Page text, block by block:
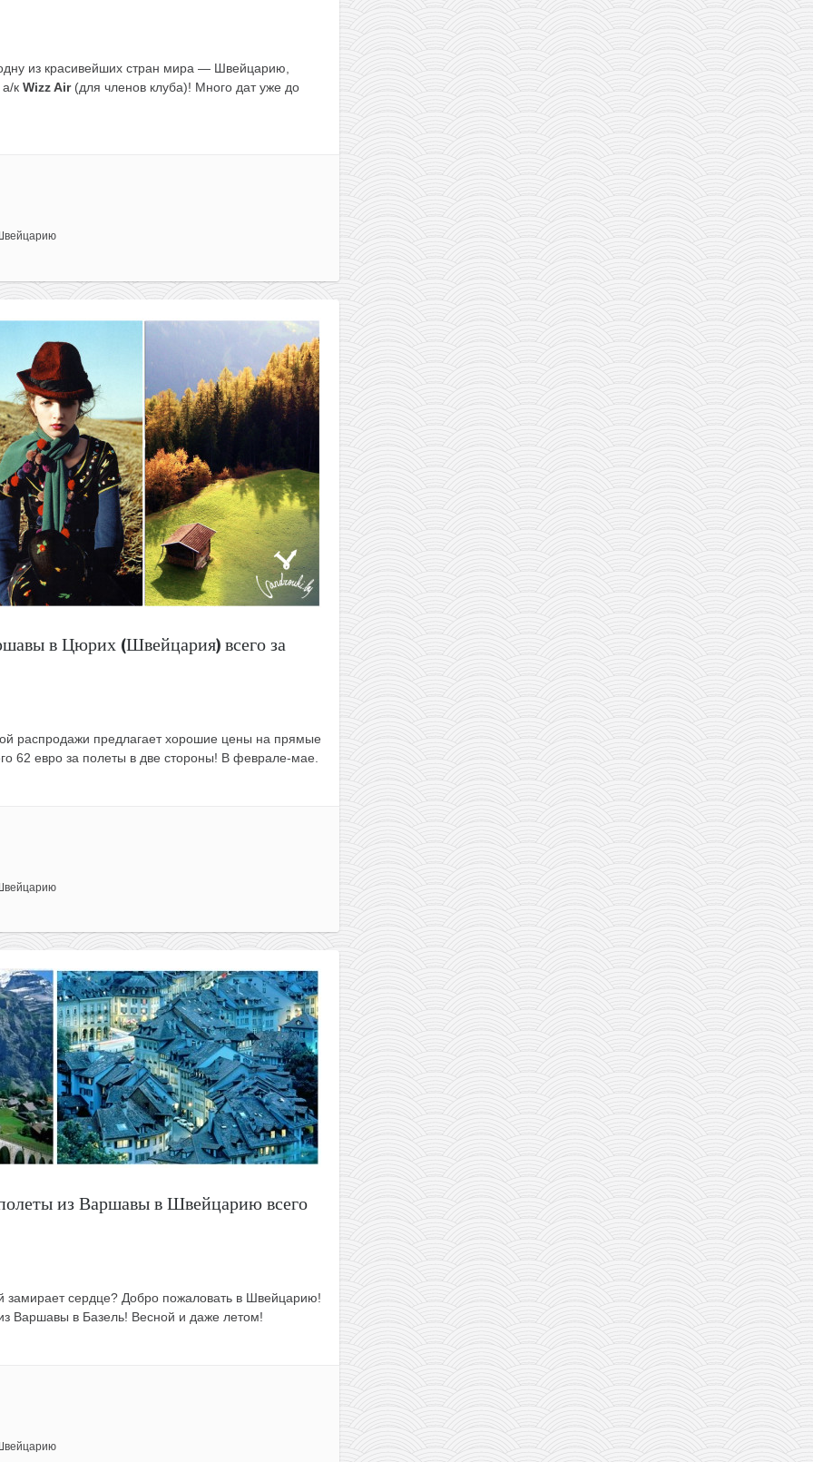
из красивейших стран мира — Швейцарию,
к Wizz Air(для членов клуба)! Много дат уже до
в Цюрих (Швейцария) всего за
распродажи предлагает хорошие цены на прямые
62 евро за полеты в две стороны! В феврале-мае.
из Варшавы в Швейцарию всего
замирает сердце? Добро пожаловать в Швейцарию!
Варшавы в Базель! Весной и даже летом!